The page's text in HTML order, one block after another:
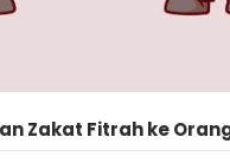
Zakat Fitrah ke